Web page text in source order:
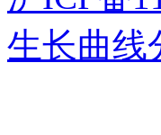
生长曲线